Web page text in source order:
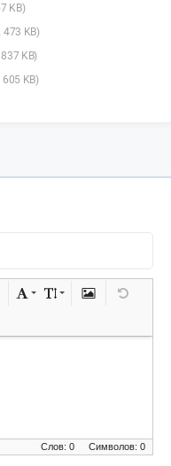
KB)
473 KB)
KB)
KB)
Символов: 0
Слов: 0